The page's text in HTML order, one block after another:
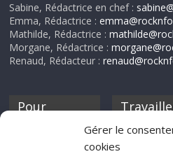
Gérer le
cookies
Sabine, Rédactrice en chef :
Emma, Rédactrice :
Mathilde, Rédactrice :
Morgane, Rédactrice :
Renaud, Rédacteur :
Pour
discothèque
Si tu souhaites